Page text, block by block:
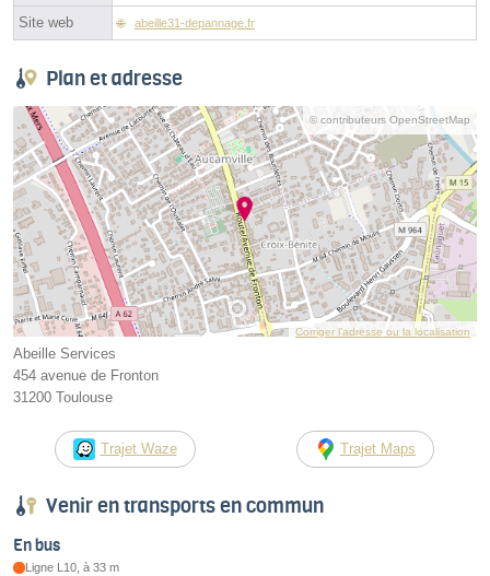
Site web abeille31-depannage.fr
Plan et adresse
© contributeurs OpenStreetMap
Corriger l’adresse ou la localisation
Abeille Services
454 avenue de Fronton
31200 Toulouse
Trajet Waze Trajet Maps
Venir en transports en commun
En bus
Ligne L10, à 33 m